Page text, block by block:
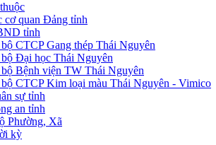
cơ quan Đảng tỉnh
tỉnh
CTCP Gang thép Thái Nguyên
Đại học Thái Nguyên
Bệnh viện TW Thái Nguyên
CTCP Kim loại màu Thái Nguyên - Vimico
sự tỉnh
an tỉnh
Phường, Xã
kỳ